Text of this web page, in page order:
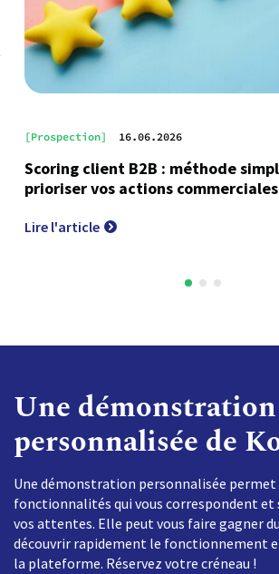
[Prospection] 16.06.2026
Scoring client B2B : méthode
prioriser vos actions
Lire l'article
Une démonstration
personnalisée de
Une démonstration personnalisée permet
fonctionnalités qui vous correspondent et
vos attentes. Elle peut vous faire gagner
découvrir rapidement le fonctionnement
la plateforme. Réservez votre créneau !